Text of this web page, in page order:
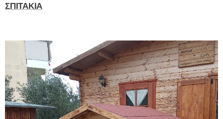
ΣΠΙΤΑΚΙΑ